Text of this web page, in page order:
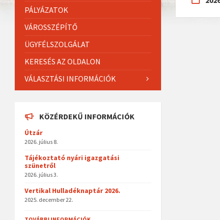
PÁLYÁZATOK
VÁROSSZÉPÍTŐ
ÜGYFÉLSZOLGÁLAT
KERESÉS AZ OLDALON
VÁLASZTÁSI INFORMÁCIÓK
KÖZÉRDEKŰ INFORMÁCIÓK
Útzár
2026. július 8.
Tájékoztató nyári igazgatási
szünetről
2026. július 3.
Vertikal Hulladéknaptár 2026.
2025. december 22.